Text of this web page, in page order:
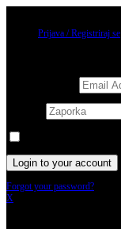
Prijava / Registriraj se
Forgot your password?
X